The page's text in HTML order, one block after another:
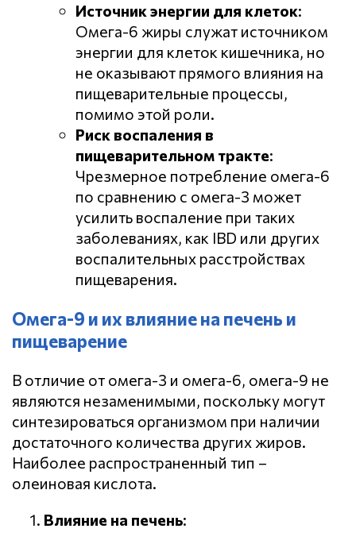
Источник энергии для клеток:
Омега-6 жиры служат источником
энергии для клеток кишечника, но
не оказывают прямого влияния на
пищеварительные процессы,
помимо этой роли.
Риск воспаления в
пищеварительном тракте:
Чрезмерное потребление омега-6
по сравнению с омега-3 может
усилить воспаление при таких
заболеваниях, как IBD или других
воспалительных расстройствах
пищеварения.
Омега-9 и их влияние на печень и
пищеварение
В отличие от омега-3 и омега-6, омега-9 не
являются незаменимыми, поскольку могут
синтезироваться организмом при наличии
достаточного количества других жиров.
Наиболее распространенный тип –
олеиновая кислота.
Влияние на печень: